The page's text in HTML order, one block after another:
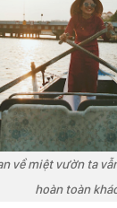
về miệt vườn ta
hoàn toàn